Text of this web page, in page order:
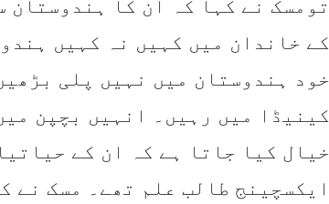
تومسک نے کہا کہ ان کا ہندوستان
کے خاندان میں کہیں نہ کہیں
خود ہندوستان میں نہیں پلی
کینیڈا میں رہیں۔ انہیں بچپن
خیال کیا جاتا ہے کہ ان کے
ایکسچینج طالب علم تھے۔ مسک نے